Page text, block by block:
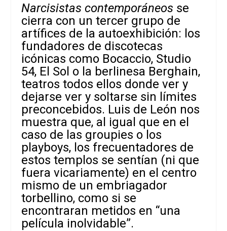
Narcisistas contemporáneos se
cierra con un tercer grupo de
artífices de la autoexhibición: los
fundadores de discotecas
icónicas como Bocaccio, Studio
54, El Sol o la berlinesa Berghain,
teatros todos ellos donde ver y
dejarse ver y soltarse sin límites
preconcebidos. Luis de León nos
muestra que, al igual que en el
caso de las groupies o los
playboys, los frecuentadores de
estos templos se sentían (ni que
fuera vicariamente) en el centro
mismo de un embriagador
torbellino, como si se
encontraran metidos en “una
película inolvidable”.